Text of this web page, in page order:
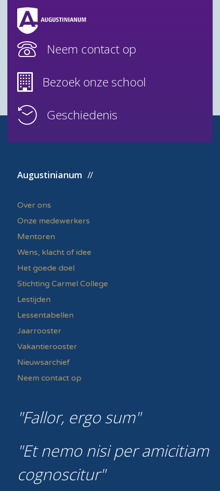
Neem contact op
Bezoek onze school
Geschiedenis
Augustinianum
Over ons
Onze medewerkers
Mentoren
Wens, klacht of idee
Het goede doel
Stichting Carmel College
Lestijden
Lessentabellen
Jaarrooster
Vakantierooster
Nieuwsarchief
Neem contact op
Fallor, ergo sum
Et nemo nisi per amicitiam
cognoscitur